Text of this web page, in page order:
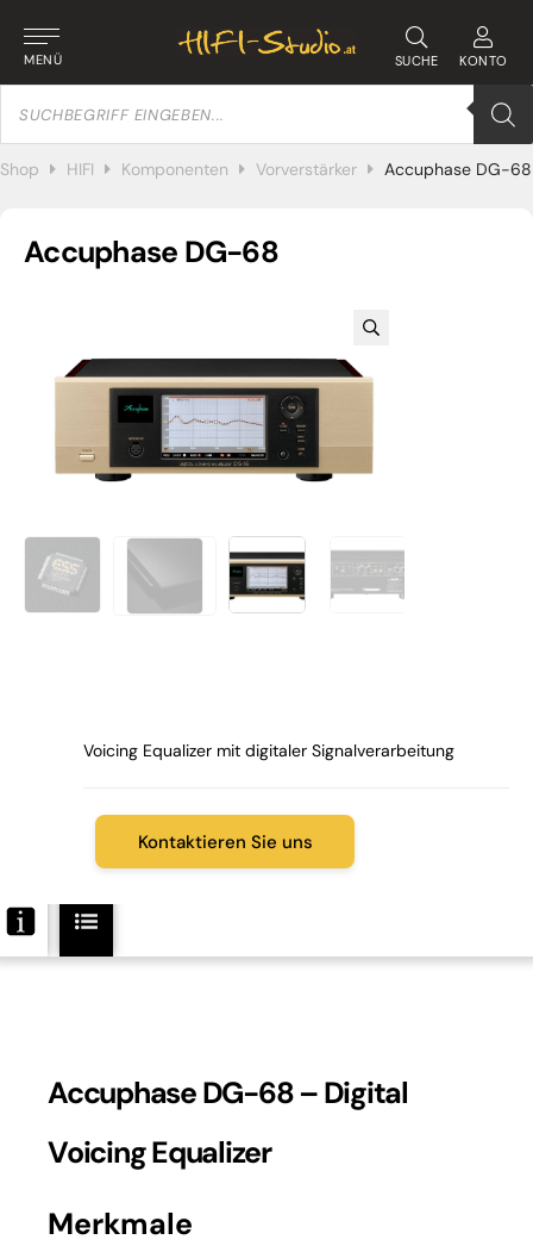
MENÜ SUCHE KONTO
Products
search
Shop HIFI Komponenten Vorverstärker Accuphase DG-68
Accuphase DG-68
Voicing Equalizer mit digitaler Signalverarbeitung
Kontaktieren Sie uns
Accuphase DG-68 – Digital
Voicing Equalizer
Merkmale